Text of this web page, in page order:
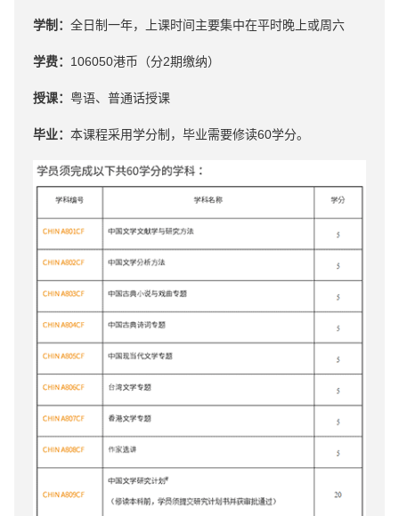
学制： 全日制一年，上课时间主要集中在平时晚上或周六
学费： 106050港币（分2期缴纳）
授课： 粤语、普通话授课
毕业： 本课程采⽤学分制，毕业需要修读60学分。